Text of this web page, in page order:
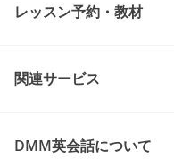
レッスン予約・教材
関連サービス
DMM英会話について